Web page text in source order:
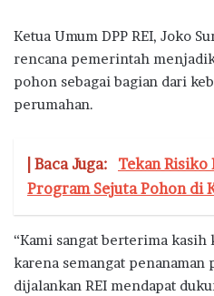
Ketua Umum DPP REI, Joko
rencana pemerintah
pohon sebagai bagian dari
perumahan.
| Baca Juga:
Tekan Risiko
Program Sejuta Pohon di
“Kami sangat berterima kasih
karena semangat penanaman
dijalankan REI mendapat